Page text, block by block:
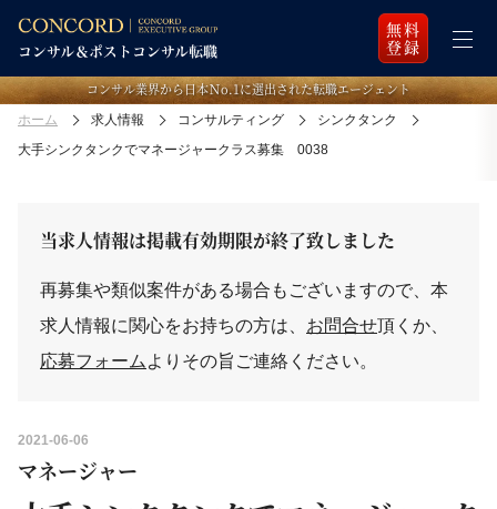
無料
登録
コンサル業界から日本Ｎo.1に選出された転職エージェント
ホーム 求人情報 コンサルティング
シンクタンク
大手シンクタンクでマネージャークラス募集 0038
当求人情報は掲載有効期限が終了致しました
再募集や類似案件がある場合もございますので、本
求人情報に関心をお持ちの方は、 お問合せ頂くか、
応募フォーム よりその旨ご連絡ください。
2021-06-06
マネージャー